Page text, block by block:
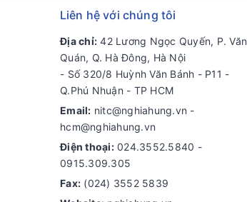
Liên hệ với chúng tôi
Địa chỉ: 42 Lương Ngọc Quyến, P. Văn
Quán, Q. Hà Đông, Hà Nội
- Số 320/8 Huỳnh Văn Bánh - P11 -
Q.Phú Nhuận - TP HCM
Email: nitc@nghiahung.vn -
hcm@nghiahung.vn
Điện thoại: 024.3552.5840 -
0915.309.305
Fax: (024) 3552 5839